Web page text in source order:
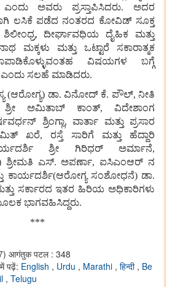
ಎಂದು ಅವರು ಪ್ರಸ್ತಾಪಿಸಿದರು. ಅದರ
ಲಸಿಕೆ ಪಡೆದ ನಂತರದ ಕೋವಿಡ್ ಸೂಕ್ತ
ಶಿಲೀಂಧ್ರ, ದೀರ್ಘಾವಧಿಯ ದೈಹಿಕ
ಮತ್ತು
ಮಕ್ಕಳು ಮತ್ತು ಒಟ್ಟಾರೆ
ಸಕಾರಾತ್ಮಕ
ವಿಷಯಗಳ
ಬಗ್ಗೆ
ಎಂದು ಸಲಹೆ ಮಾಡಿದರು.
(ಆರೋಗ್ಯ) ಡಾ. ವಿನೋದ್ ಕೆ. ಪೌಲ್, ನೀತಿ
ಶ್ರೀ ಅಮಿತಾಬ್ ಕಾಂತ್, ವಿದೇಶಾಂಗ
ಶ್ರಿಂಗ್ಲಾ, ವಾರ್ತಾ ಮತ್ತು
ಪ್ರಸಾರ
ಖರೆ, ರಸ್ತೆ ಸಾರಿಗೆ ಮತ್ತು
ಹೆದ್ದಾರಿ
ಶ್ರೀ ಗಿರಿಧರ್ ಅರ್ಮಾನೆ,
ಶ್ರೀಮತಿ ಎಸ್. ಅಪರ್ಣಾ, ಐಸಿಎಂಆರ್ ನ
ಕಾರ್ಯದರ್ಶಿ(ಆರೋಗ್ಯ ಸಂಶೋಧನೆ) ಡಾ.
ಸರ್ಕಾರದ ಇತರ ಹಿರಿಯ ಅಧಿಕಾರಿಗಳು
ಭಾಗವಹಿಸಿದ್ದರು.
***
आगंतुक पटल : 348
पढ़ें: English , Urdu , Marathi , हिन्दी , Be
, Telugu